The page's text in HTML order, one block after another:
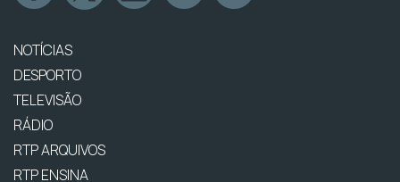
NOTÍCIAS
DESPORTO
TELEVISÃO
RÁDIO
RTP ARQUIVOS
RTP ENSINA